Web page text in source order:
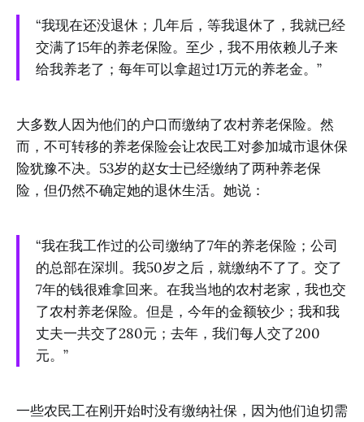
“我现在还没退休；几年后，等我退休了，我就已经
交满了15年的养老保险。至少，我不用依赖儿子来
给我养老了；每年可以拿超过1万元的养老金。”
大多数人因为他们的户口而缴纳了农村养老保险。然
而，不可转移的养老保险会让农民工对参加城市退休保
险犹豫不决。53岁的赵女士已经缴纳了两种养老保
险，但仍然不确定她的退休生活。她说：
“我在我工作过的公司缴纳了7年的养老保险；公司
的总部在深圳。我50岁之后，就缴纳不了了。交了
7年的钱很难拿回来。在我当地的农村老家，我也交
了农村养老保险。但是，今年的金额较少；我和我
丈夫一共交了280元；去年，我们每人交了200
元。”
一些农民工在刚开始时没有缴纳社保，因为他们迫切需